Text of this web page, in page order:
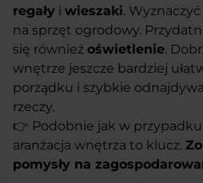
regały i wieszaki.
na sprzęt ogrodowy.
się również oświetlenie.
wnętrze jeszcze bardziej
porządku i szybkie
rzeczy.
👉 Podobnie jak w
aranżacja wnętrza to klucz.
pomysły na